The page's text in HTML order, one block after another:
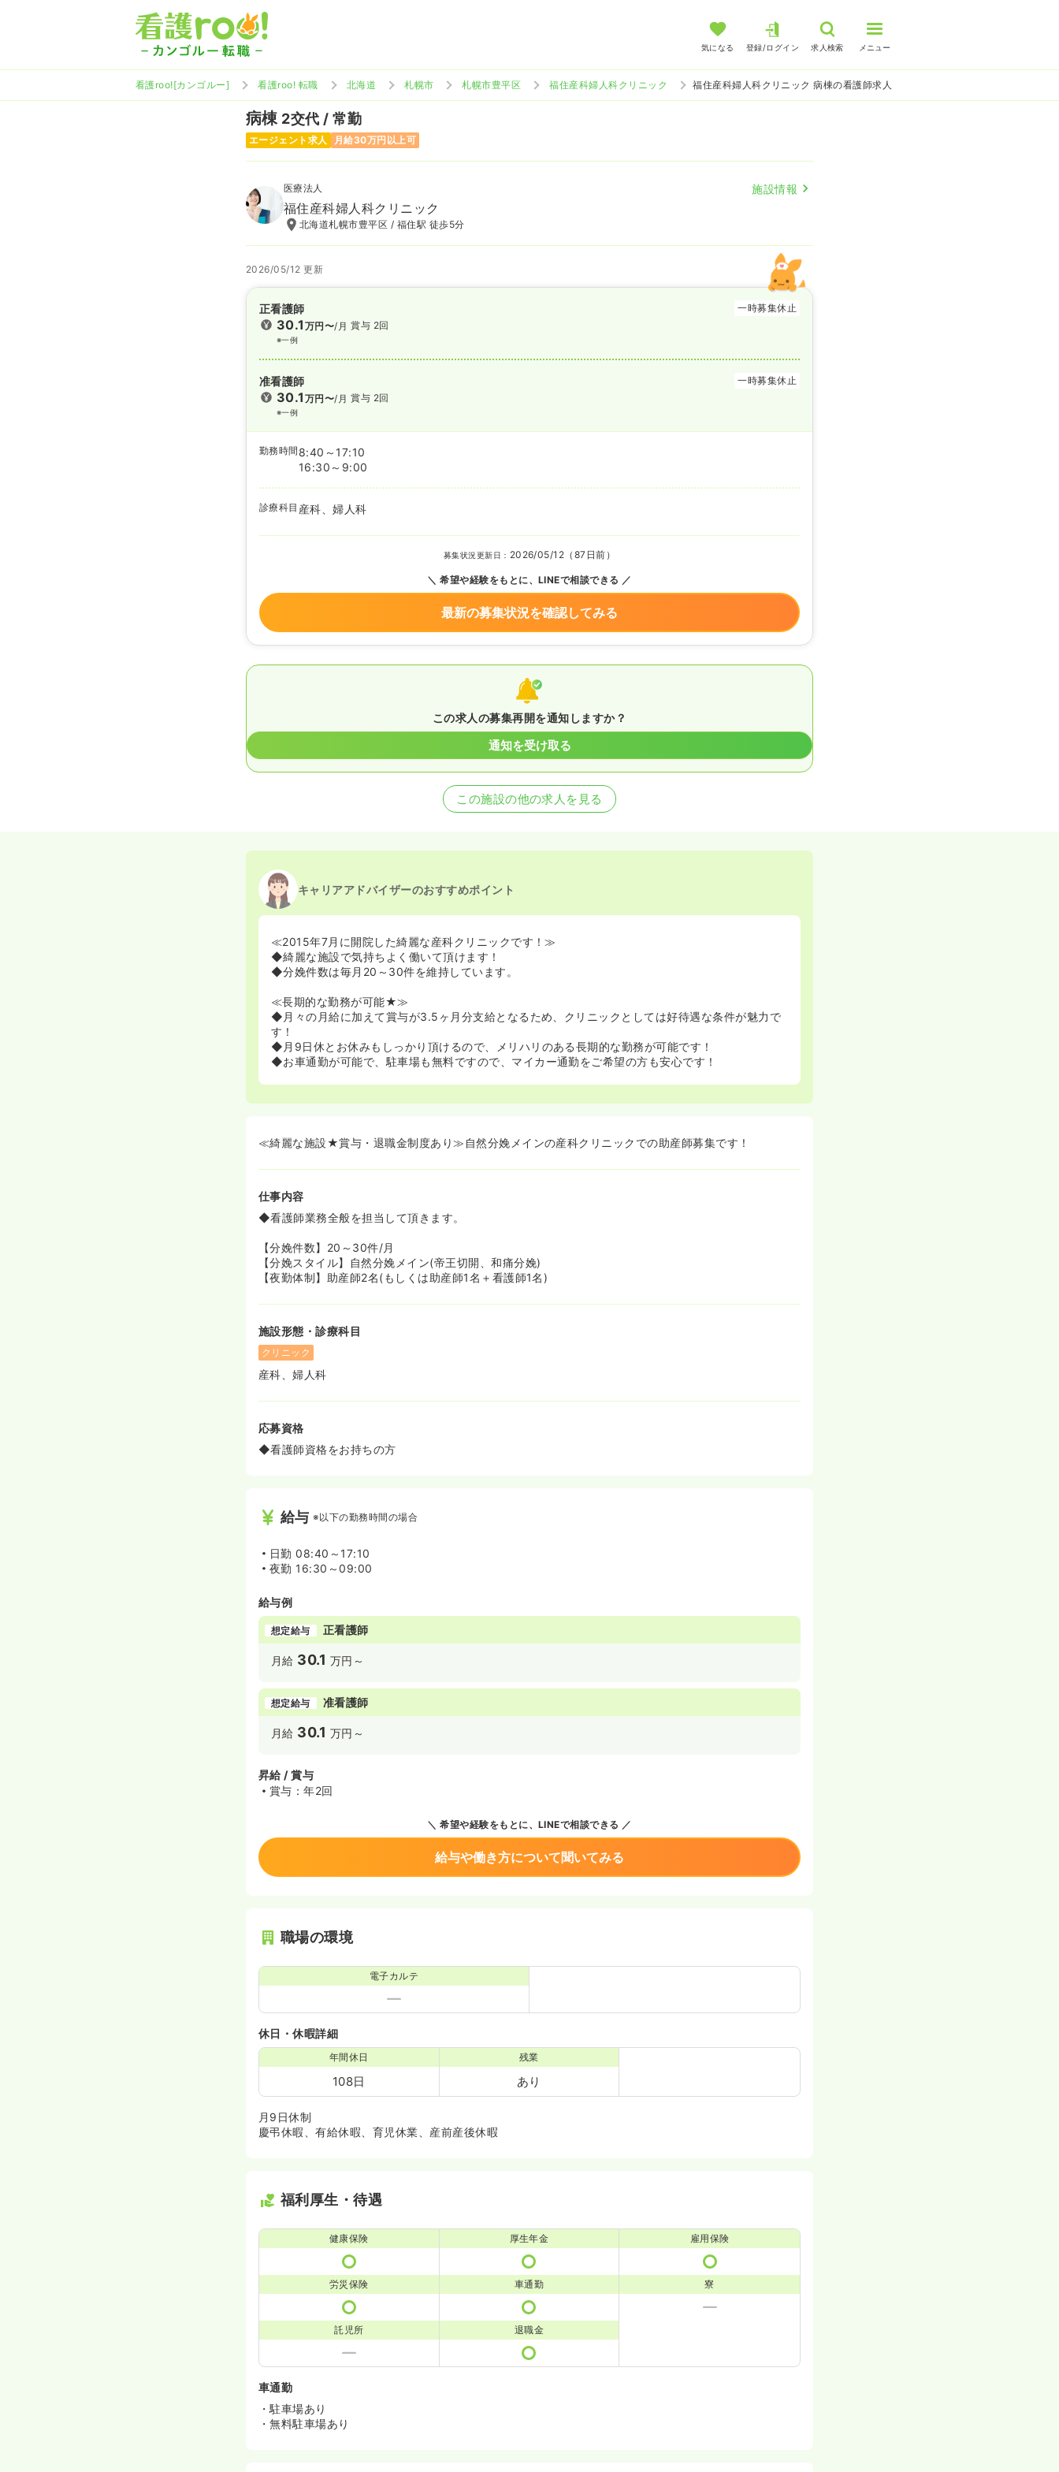
気になる 登録/ログイン 求人検索 メニュー
看護roo![カンゴルー] 看護roo! 転職 北海道 札幌市 札幌市豊平区 福住産科婦人科クリニック 福住産科婦人科クリニック 病棟の看護師求人
病棟 2交代 / 常勤
エージェント求人 月給30万円以上可
医療法人 施設情報
福住産科婦人科クリニック
北海道札幌市豊平区 / 福住駅 徒歩5分
2026/05/12 更新
正看護師 一時募集休止
30.1 万円〜/月
※一例
賞与 2回
准看護師 一時募集休止
30.1 万円〜/月
※一例
賞与 2回
勤務時間 8:40～17:10
16:30～9:00
診療科目 産科、婦人科
募集状況更新日： 2026/05/12（87日前）
希望や経験をもとに、LINEで相談できる
最新の募集状況を確認してみる
この求人の募集再開を通知しますか？
通知を受け取る
この施設の他の求人を見る
キャリアアドバイザーのおすすめポイント
≪2015年7月に開院した綺麗な産科クリニックです！≫
◆綺麗な施設で気持ちよく働いて頂けます！
◆分娩件数は毎月20～30件を維持しています。
≪長期的な勤務が可能★≫
◆月々の月給に加えて賞与が3.5ヶ月分支給となるため、クリニックとしては好待遇な条件が魅力で
す！
◆月9日休とお休みもしっかり頂けるので、メリハリのある長期的な勤務が可能です！
◆お車通勤が可能で、駐車場も無料ですので、マイカー通勤をご希望の方も安心です！
≪綺麗な施設★賞与・退職金制度あり≫自然分娩メインの産科クリニックでの助産師募集です！
仕事内容
◆看護師業務全般を担当して頂きます。
【分娩件数】20～30件/月
【分娩スタイル】自然分娩メイン(帝王切開、和痛分娩)
【夜勤体制】助産師2名(もしくは助産師1名＋看護師1名)
施設形態・診療科目
クリニック
産科、婦人科
応募資格
◆看護師資格をお持ちの方
給与 ※以下の勤務時間の場合
日勤 08:40～17:10
夜勤 16:30～09:00
給与例
想定給与 正看護師
月給 30.1 万円～
想定給与 准看護師
月給 30.1 万円～
昇給 / 賞与
賞与：年2回
希望や経験をもとに、LINEで相談できる
給与や働き方について聞いてみる
職場の環境
電子カルテ
休日・休暇詳細
年間休日
108日
残業
あり
月9日休制
慶弔休暇、有給休暇、育児休業、産前産後休暇
福利厚生・待遇
健康保険 厚生年金 雇用保険
労災保険 車通勤 寮
託児所 退職金
車通勤
・駐車場あり
・無料駐車場あり